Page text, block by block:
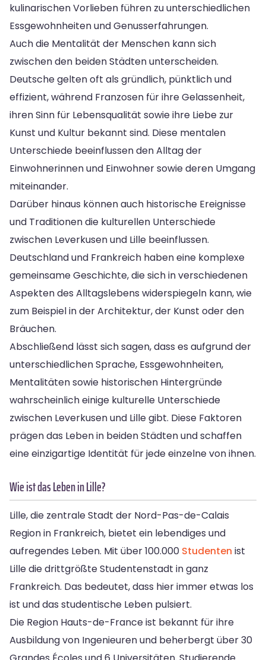
kulinarischen Vorlieben führen zu unterschiedlichen
Essgewohnheiten und Genusserfahrungen.
Auch die Mentalität der Menschen kann sich
zwischen den beiden Städten unterscheiden.
Deutsche gelten oft als gründlich, pünktlich und
effizient, während Franzosen für ihre Gelassenheit,
ihren Sinn für Lebensqualität sowie ihre Liebe zur
Kunst und Kultur bekannt sind. Diese mentalen
Unterschiede beeinflussen den Alltag der
Einwohnerinnen und Einwohner sowie deren Umgang
miteinander.
Darüber hinaus können auch historische Ereignisse
und Traditionen die kulturellen Unterschiede
zwischen Leverkusen und Lille beeinflussen.
Deutschland und Frankreich haben eine komplexe
gemeinsame Geschichte, die sich in verschiedenen
Aspekten des Alltagslebens widerspiegeln kann, wie
zum Beispiel in der Architektur, der Kunst oder den
Bräuchen.
Abschließend lässt sich sagen, dass es aufgrund der
unterschiedlichen Sprache, Essgewohnheiten,
Mentalitäten sowie historischen Hintergründe
wahrscheinlich einige kulturelle Unterschiede
zwischen Leverkusen und Lille gibt. Diese Faktoren
prägen das Leben in beiden Städten und schaffen
eine einzigartige Identität für jede einzelne von ihnen.
Wie ist das Leben in Lille?
Lille, die zentrale Stadt der Nord-Pas-de-Calais
Region in Frankreich, bietet ein lebendiges und
aufregendes Leben. Mit über 100.000 Studenten ist
Lille die drittgrößte Studentenstadt in ganz
Frankreich. Das bedeutet, dass hier immer etwas los
ist und das studentische Leben pulsiert.
Die Region Hauts-de-France ist bekannt für ihre
Ausbildung von Ingenieuren und beherbergt über 30